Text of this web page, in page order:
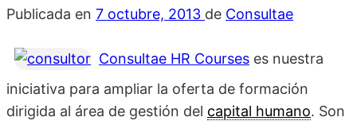
Publicada en 7 octubre, 2013 de Consultae
Consultae HR Courses es nuestra
iniciativa para ampliar la oferta de formación
dirigida al área de gestión del capital humano. Son